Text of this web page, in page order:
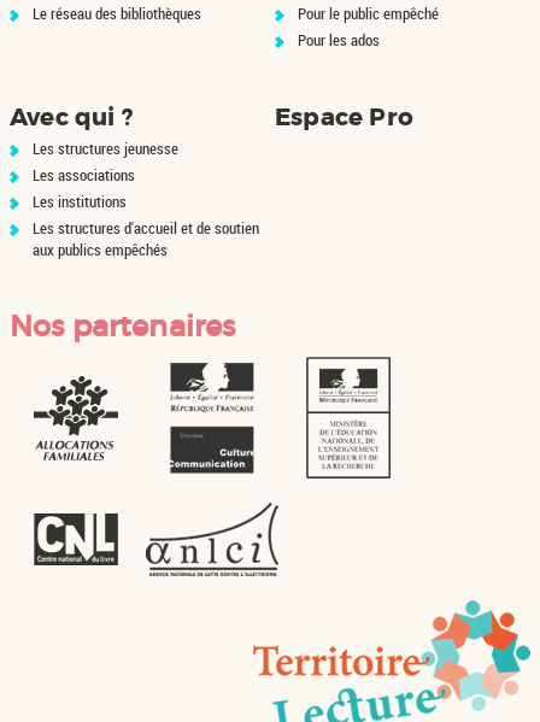
Le réseau des bibliothèques
Pour le public empêché
Pour les ados
Avec qui ?
Les structures jeunesse
Les associations
Les institutions
Les structures d'accueil et de soutien
aux publics empêchés
Espace Pro
Nos partenaires